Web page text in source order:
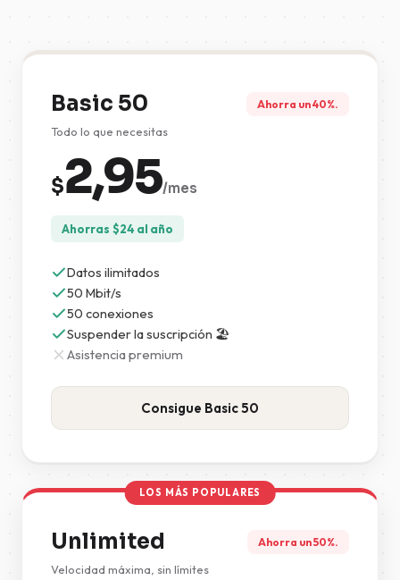
Basic 50 Ahorra un 40%.
Todo lo que necesitas
$2,95/mes
Ahorras $24 al año
Datos ilimitados
50 Mbit/s
50 conexiones
Suspender la suscripción 🏖️
Asistencia premium
Consigue Basic 50
LOS MÁS POPULARES
Unlimited Ahorra un 50%.
Velocidad máxima, sin límites